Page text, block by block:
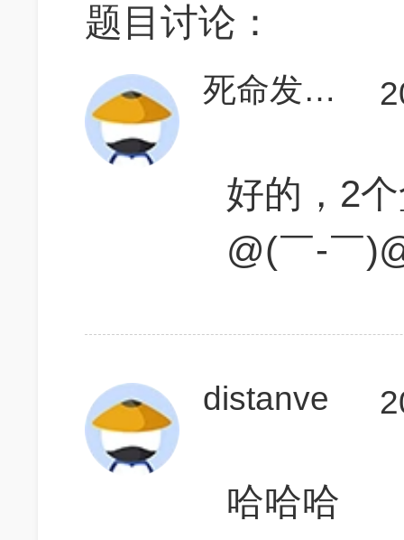
题目讨论：
死命发育的V
好的，2
@(￣-￣
distanve
哈哈哈